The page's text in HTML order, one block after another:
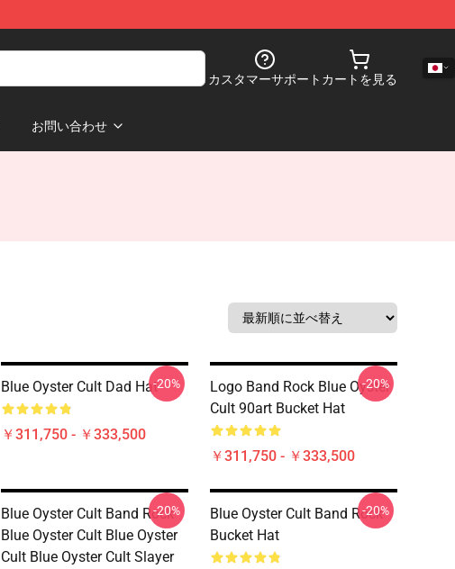
カスタマーサポート カートを見る
お問い合わせ
Blue Oyster Cult Dad Hat
￥311,750 - ￥333,500
-20%
Logo Band Rock Blue Oyster
Cult 90art Bucket Hat
￥311,750 - ￥333,500
-20%
Blue Oyster Cult Band Rock
Blue Oyster Cult Blue Oyster
Cult Blue Oyster Cult Slayer
-20%
Blue Oyster Cult Band Rock
Bucket Hat
-20%